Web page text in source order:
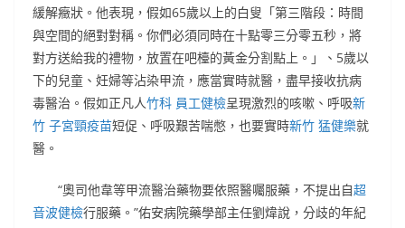
緩解癥狀。他表現，假如65歲以上的白叟「第三階段：時間
與空間的絕對對稱。你們必須同時在十點零三分零五秒，將
對方送給我的禮物，放置在吧檯的黃金分割點上。」、5歲以
下的兒童、妊婦等沾染甲流，應當實時就醫，盡早接收抗病
毒醫治。假如正凡人竹科 員工健檢呈現激烈的咳嗽、呼吸新
竹 子宮頸疫苗短促、呼吸艱苦喘憋，也要實時新竹 猛健樂就
醫。
“奧司他韋等甲流醫治藥物要依照醫囑服藥，不提出自超
音波健檢行服藥。”佑安病院藥學部主任劉煒說，分歧的年紀